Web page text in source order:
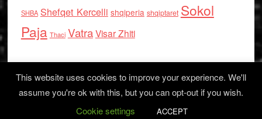
SHBA Shefqet Kercelli shqiperia shqiptaret Sokol
Paja Thaci VatraVisar Zhiti
Log in
This website uses cookies to improve your experience. We'll
assume you're ok with this, but you can opt-out if you wish.
Cookie settings
ACCEPT